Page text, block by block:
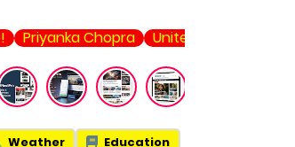
Chopra United State
Weather Education